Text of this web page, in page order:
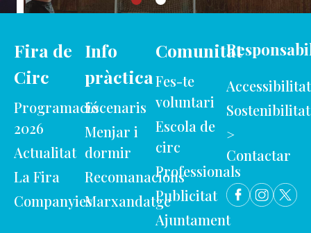
Fira de
Circ
Programació
2026
Actualitat
La Fira
Companyies
Info
pràctica
Escenaris
Menjar i
dormir
Recomanacions
Marxandatge
Comunitat
Fes-te
voluntari
Escola de
circ
Professionals
Publicitat
Ajuntament
Accessibilitat
Sostenibilitat
>
Contactar